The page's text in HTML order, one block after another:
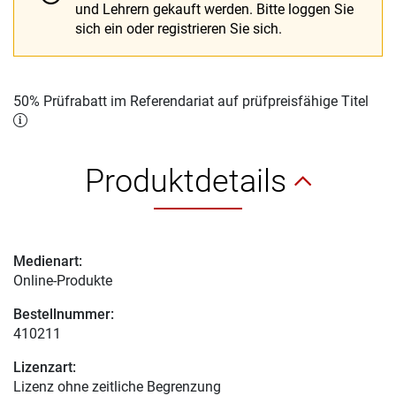
und Lehrern gekauft werden. Bitte loggen Sie
sich ein oder registrieren Sie sich.
50% Prüfrabatt im Referendariat auf prüfpreisfähige Titel
Produktdetails
Medienart:
Online-Produkte
Bestellnummer:
410211
Lizenzart:
Lizenz ohne zeitliche Begrenzung